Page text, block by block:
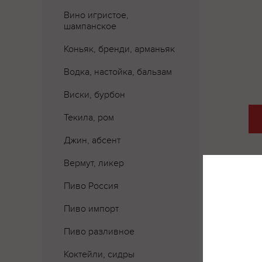
Вино игристое,
шампанское
Коньяк, бренди, арманьяк
Водка, настойка, бальзам
Виски, бурбон
Текила, ром
Джин, абсент
Вермут, ликер
Пиво Россия
Пиво импорт
Пиво разливное
Коктейли, сидры